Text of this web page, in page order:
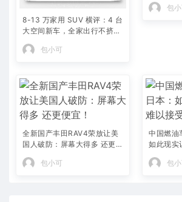
8-13 万家用 SUV 横评：4 台
大空间新车，全家出行不挤不
憋屈
包小可
包
全新国产丰田RAV4荣放让美
国人破防：屏幕大得多 还更便
宜！
包小可
中国燃油
如此现实
包